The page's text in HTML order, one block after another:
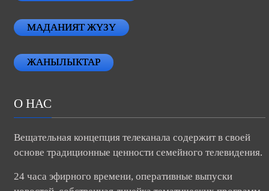
МАДАНИЯТ ЖҮЗҮ
ЖАНЫЛЫКТАР
О НАС
Вещательная концепция телеканала содержит в своей
основе традиционные ценности семейного телевидения.
24 часа эфирного времени, оперативные выпуски